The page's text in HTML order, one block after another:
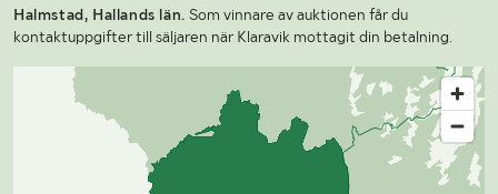
Halmstad, Hallands län. Som vinnare av auktionen får du
kontaktuppgifter till säljaren när Klaravik mottagit din betalning.